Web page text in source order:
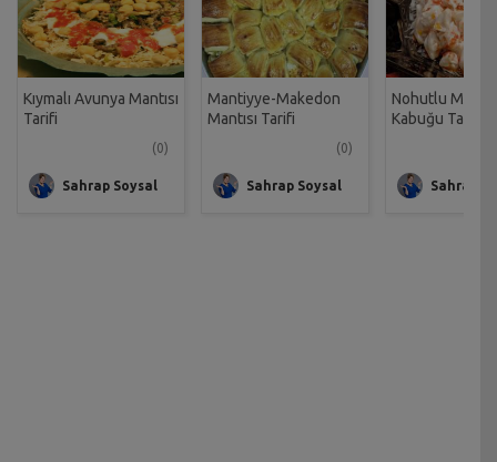
Kıymalı Avunya Mantısı
Tarifi
(0)
Sahrap Soysal
Mantiyye-Makedon
Mantısı Tarifi
(0)
Sahrap Soysal
Nohutlu Mantı
Kabuğu Tarifi
Sahrap